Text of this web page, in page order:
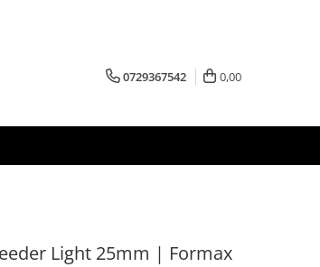
0729367542 0,00
Light 25mm | Formax